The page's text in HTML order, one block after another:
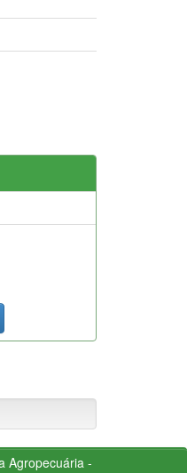
Agropecuária -